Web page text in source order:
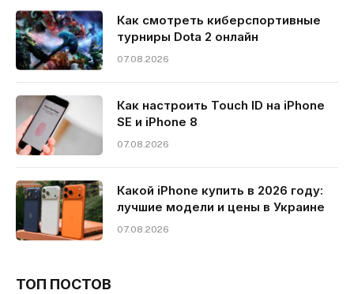
Как смотреть киберспортивные
турниры Dota 2 онлайн
07.08.2026
Как настроить Touch ID на iPhone
SE и iPhone 8
07.08.2026
Какой iPhone купить в 2026 году:
лучшие модели и цены в Украине
07.08.2026
ТОП ПОСТОВ